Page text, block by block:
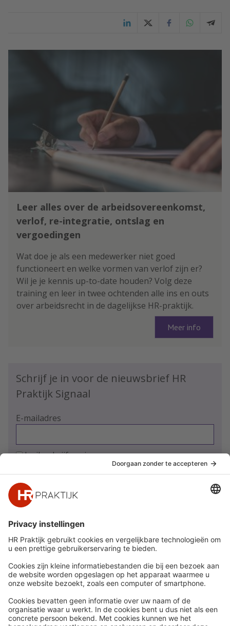
Leer alles over de arbeidsovereenkomst,
verlof, re-integratie, ontslag en
vergoedingen
Wat doe je als een medewerker niet goed
functioneert en welke vormen van verlof zijn er?
Wil je je kennis up-to-date houden? Volg deze
training en leer in twee ochtenden alle ins en outs
over arbeidsrecht in de dagelijkse HR-praktijk.
Meer info
Schrijf je in voor de nieuwsbrief HR
Praktijk Signaal
E-mailadres
Ja, ik schrijf me in
Snel naar
Nieuws
Whitepapers
Webinars
Word lid
Contact
Meer
HR Academy
HR Podcast
CHRO
HR Day